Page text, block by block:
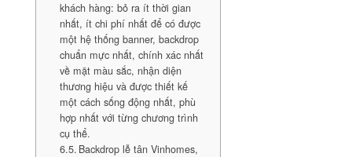
khách hàng: bỏ ra ít thời gian
nhất, ít chi phí nhất để có được
một hệ thống banner, backdrop
chuẩn mực nhất, chính xác nhất
về mặt màu sắc, nhận diện
thương hiệu và được thiết kế
một cách sống động nhất, phù
hợp nhất với từng chương trình
cụ thể.
Backdrop lễ tân Vinhomes,